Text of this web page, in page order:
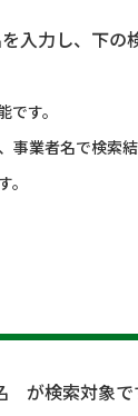
入力し、下の
す。
事業者名で検索
が検索対象で